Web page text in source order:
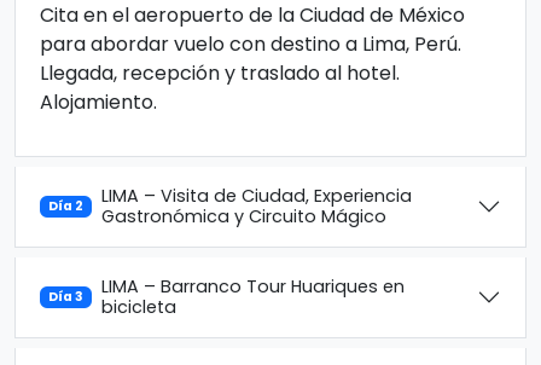
Cita en el aeropuerto de la Ciudad de México
para abordar vuelo con destino a Lima, Perú.
Llegada, recepción y traslado al hotel.
Alojamiento.
Día 2
LIMA – Visita de Ciudad, Experiencia
Gastronómica y Circuito Mágico
Día 3
LIMA – Barranco Tour Huariques en
bicicleta